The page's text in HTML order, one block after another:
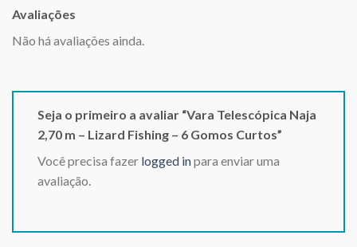
Avaliações
Não há avaliações ainda.
Seja o primeiro a avaliar “Vara Telescópica Naja
2,70 m – Lizard Fishing – 6 Gomos Curtos”
Você precisa fazer logged inpara enviar uma
avaliação.